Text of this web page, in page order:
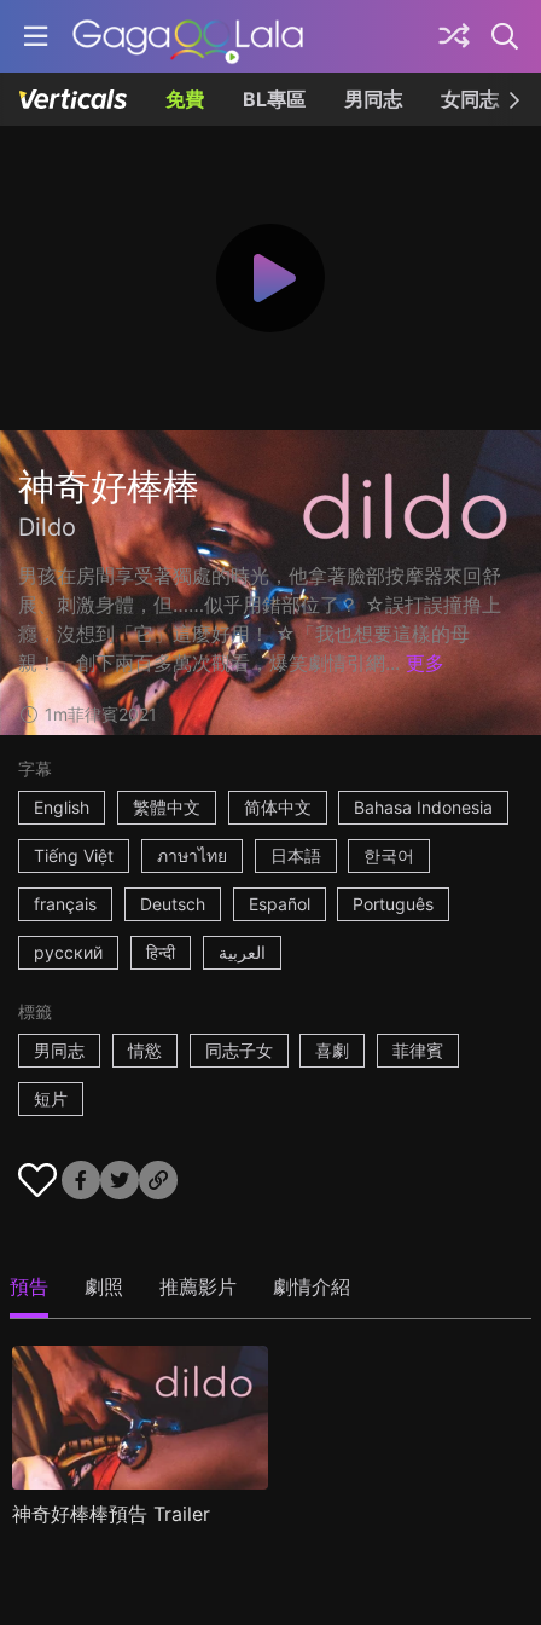
免費 BL專區 男同志 女同志
神奇好棒棒
Dildo
男孩在房間享受著獨處的時光，他拿著臉部按摩器來回舒
展、刺激身體，但……似乎用錯部位了？ ☆誤打誤撞撸上
癮，沒想到「它」這麼好用！ ☆「我也想要這樣的母
親！」創下兩百多萬次觀看，爆笑劇情引網... 更多
1m菲律賓2021
字幕
English
繁體中文 简体中文 Bahasa Indonesia
Tiếng Việt ภาษาไทย 日本語 한국어
français Deutsch Español Português
русский हिन्दी العربية
標籤
男同志
情慾 同志子女 喜劇 菲律賓
短片
預告 劇照 推薦影片 劇情介紹
神奇好棒棒預告 Trailer